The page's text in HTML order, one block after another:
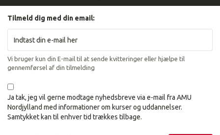
Tilmeld dig med din email:
Vi bruger kun din E-mail til at sende kvitteringer eller hjælpe til
gennemførsel af din tilmelding
Ja tak, jeg vil gerne modtage nyhedsbreve via e-mail fra AMU
Nordjylland med informationer om kurser og uddannelser.
Samtykket kan til enhver tid trækkes tilbage.